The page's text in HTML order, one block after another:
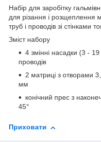
Набір для заробітку
для різання і розщеплення
труб і проводів зі
Зміст набору
4 змінні насадки (3 -
проводів
2 матриці з отворами
мм
конічний прес з
45°
Приховати